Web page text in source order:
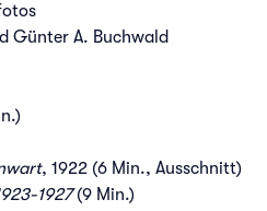
Günter A. Buchwald
, 1922 (6 Min., Ausschnitt)
1927(9 Min.)